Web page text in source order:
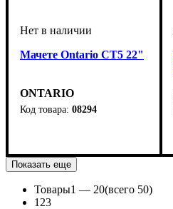
Мачете Ontario CT5 22"
ONTARIO
08294
Показать еще
Товары1 — 20(всего 50)
1 23